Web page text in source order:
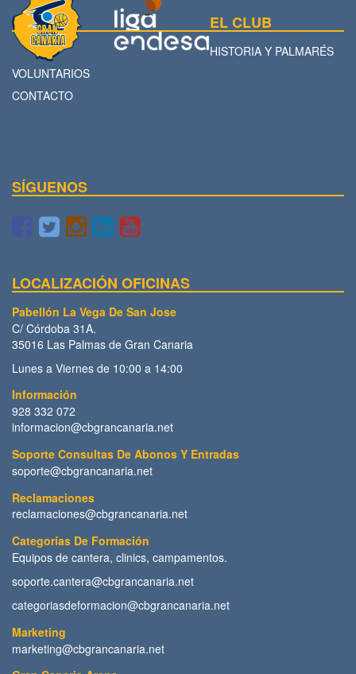
EL CLUB
HISTORIA Y PALMARÉS
VOLUNTARIOS
CONTACTO
SÍGUENOS
LOCALIZACIÓN OFICINAS
Pabellón La Vega De San Jose
C/ Córdoba 31A.
35016 Las Palmas de Gran Canaria
Lunes a Viernes de 10:00 a 14:00
Información
928 332 072
informacion@cbgrancanaria.net
Soporte Consultas De Abonos Y Entradas
soporte@cbgrancanaria.net
Reclamaciones
reclamaciones@cbgrancanaria.net
Categorías De Formación
Equipos de cantera, clinics, campamentos.
soporte.cantera@cbgrancanaria.net
categoriasdeformacion@cbgrancanaria.net
Marketing
marketing@cbgrancanaria.net